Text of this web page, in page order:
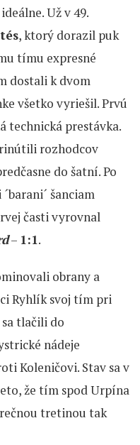
Už v 49.
, ktorý dorazil puk
tímu expresné
dostali k dvom
všetko vyriešil. Prvú
technická prestávka.
rozhodcov
do šatní. Po
šanciam
časti vyrovnal
– 1:1.
obrany a
Ryhlík svoj tím pri
sa tlačili do
nádeje
Koleničovi. Stav sa v
že tím spod Urpína
tretinou tak